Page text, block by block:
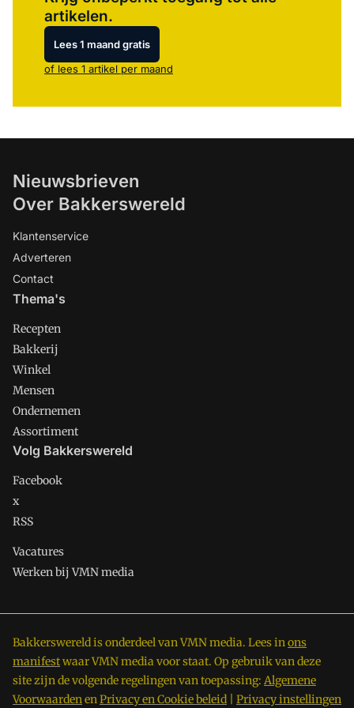
artikelen.
Lees 1 maand gratis
of lees 1 artikel per maand
Nieuwsbrieven
Over Bakkerswereld
Klantenservice
Adverteren
Contact
Thema's
Recepten
Bakkerij
Winkel
Mensen
Ondernemen
Assortiment
Volg Bakkerswereld
Facebook
x
RSS
Vacatures
Werken bij VMN media
Bakkerswereld is onderdeel van VMN media. Lees inons
manifestwaar VMN media voor staat. Op gebruik van deze
site zijn de volgende regelingen van toepassing: Algemene
VoorwaardenenPrivacy en Cookie beleid Privacy instellingen